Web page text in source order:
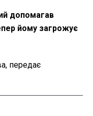
допомагав
йому загрожує
передає